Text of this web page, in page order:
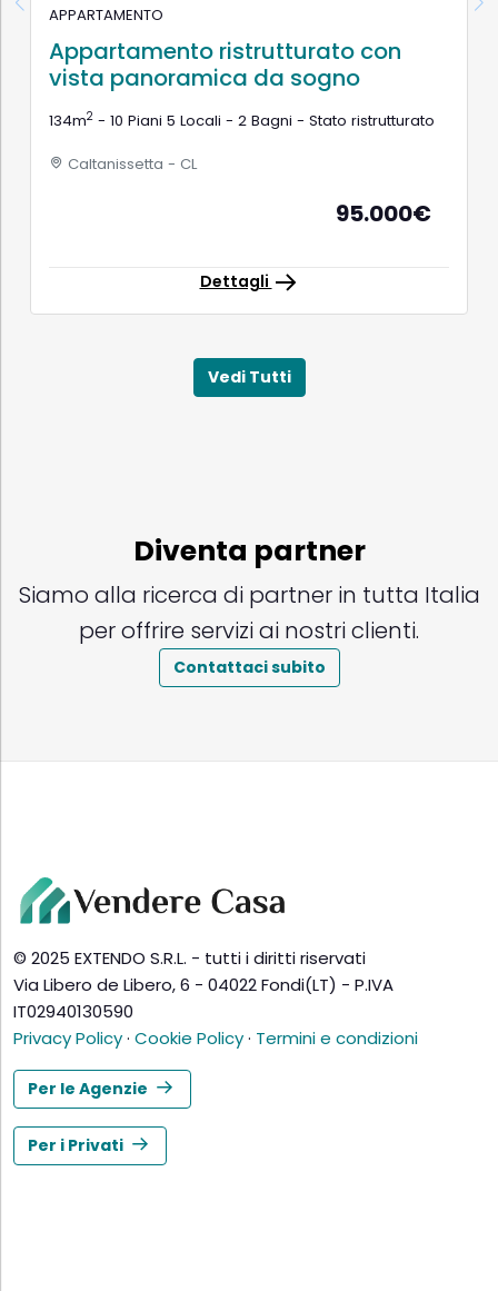
APPARTAMENTO
Appartamento ristrutturato con
vista panoramica da sogno
134m2 - 10 Piani 5 Locali - 2 Bagni - Stato ristrutturato
Caltanissetta - CL
95.000€
Dettagli
Vedi Tutti
Diventa partner
Siamo alla ricerca di partner in tutta Italia
per offrire servizi ai nostri clienti.
Contattaci subito
© 2025 EXTENDO S.R.L. - tutti i diritti riservati
Via Libero de Libero, 6 - 04022 Fondi(LT) - P.IVA
IT02940130590
Privacy Policy· Cookie Policy· Termini e condizioni
Per le Agenzie
Per i Privati